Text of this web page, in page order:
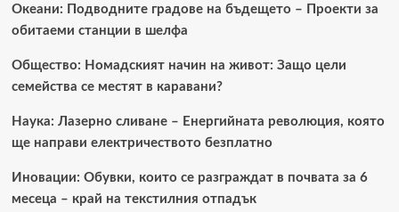
Океани: Подводните градове на бъдещето – Проекти за
обитаеми станции в шелфа
Общество: Номадският начин на живот: Защо цели
семейства се местят в каравани?
Наука: Лазерно сливане – Енергийната революция, която
ще направи електричеството безплатно
Иновации: Обувки, които се разграждат в почвата за 6
месеца – край на текстилния отпадък